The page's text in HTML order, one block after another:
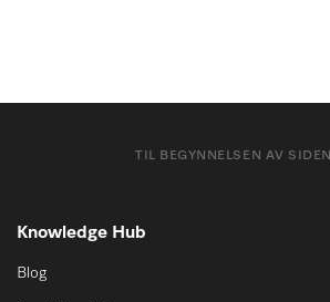
TIL BEGYNNELSEN AV SIDEN
Knowledge Hub
Blog